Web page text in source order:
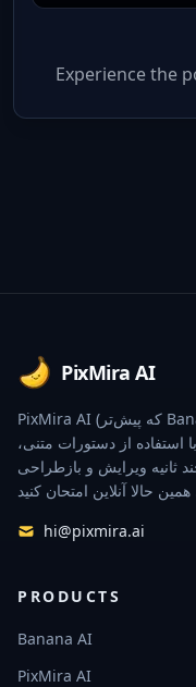
Experience the
PixMira AI
PixMira AI (که پیش‌تر Banana AI نام داشت) یک ویرایشگر عکس
از دستورات متنی،
ثانیه ویرایش و بازطراحی
hi@pixmira.ai
PRODUCTS
Banana AI
PixMira AI